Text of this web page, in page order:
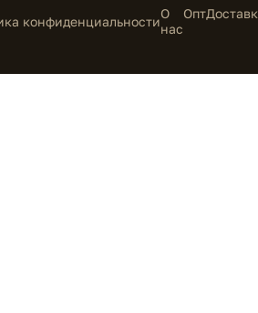
конфиденциальностиО
нас
Опт